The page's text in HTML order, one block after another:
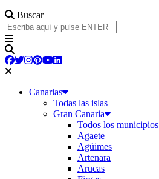
Buscar
Canarias
Todas las islas
Gran Canaria
Todos los municipios
Agaete
Agüimes
Artenara
Arucas